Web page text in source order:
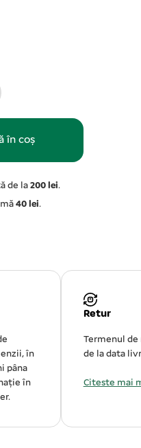
în coș
de la 200 lei.
40 lei.
în
pâna
în
Retur
Termenul de
de la data
Citeste mai